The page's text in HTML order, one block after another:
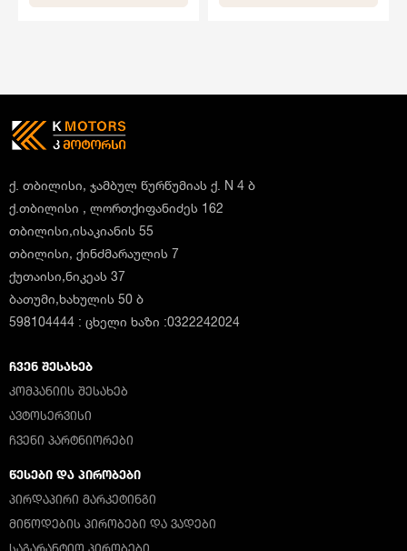
ქ. თბილისი, ჯამბულ წურწუმიას ქ. N 4 ბ
ქ.თბილისი , ლორთქიფანიძეს 162
თბილისი,ისაკიანის 55
თბილისი, ქინძმარაულის 7
ქუთაისი,ნიკეას 37
ბათუმი,ხახულის 50 ბ
598104444 : ცხელი ხაზი :0322242024
ᲩᲕᲔᲜ ᲨᲔᲡᲐᲮᲔᲑ
ᲙᲝᲛᲞᲐᲜᲘᲘᲡ ᲨᲔᲡᲐᲮᲔᲑ
ᲐᲕᲢᲝᲡᲔᲠᲕᲘᲡᲘ
ᲩᲕᲔᲜᲘ ᲞᲐᲠᲢᲜᲘᲝᲠᲔᲑᲘ
ᲬᲔᲡᲔᲑᲘ ᲓᲐ ᲞᲘᲠᲝᲑᲔᲑᲘ
ᲞᲘᲠᲓᲐᲞᲘᲠᲘ ᲛᲐᲠᲙᲔᲢᲘᲜᲒᲘ
ᲛᲘᲬᲝᲓᲔᲑᲘᲡ ᲞᲘᲠᲝᲑᲔᲑᲘ ᲓᲐ ᲕᲐᲓᲔᲑᲘ